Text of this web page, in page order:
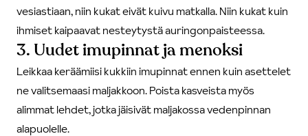
vesiastiaan, niin kukat eivät kuivu matkalla. Niin kukat kuin
ihmiset kaipaavat nesteytystä auringonpaisteessa.
3. Uudet imupinnat ja menoksi
Leikkaa keräämiisi kukkiin imupinnat ennen kuin asettelet
ne valitsemaasi maljakkoon. Poista kasveista myös
alimmat lehdet, jotka jäisivät maljakossa vedenpinnan
alapuolelle.